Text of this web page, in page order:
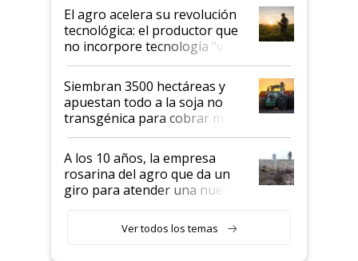
El agro acelera su revolución
tecnológica: el productor que
no incorpore tecnología "va a
perder el tren"
Siembran 3500 hectáreas y
apuestan todo a la soja no
transgénica para cobrar más
por tonelada: compraron un
semillero
A los 10 años, la empresa
rosarina del agro que da un
giro para atender una nueva
Ver todos los temas